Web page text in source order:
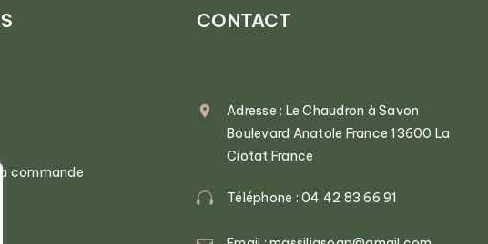
commande
CONTACT
Adresse : Le Chaudron à Savon
Boulevard Anatole France 13600 La
Ciotat France
Téléphone : 04 42 83 66 91